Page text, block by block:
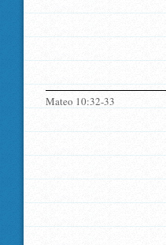
Mateo 10:32-33